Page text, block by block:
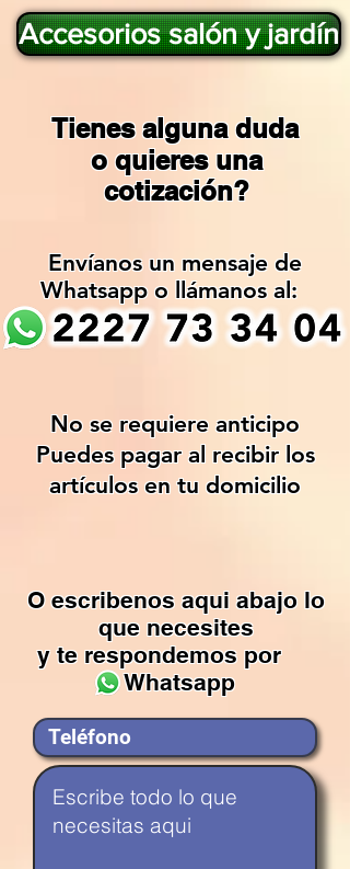
Accesorios salón y jardín
Tienes alguna duda
o quieres una
cotización?
Envíanos un mensaje de
Whatsapp o llámanos al:
No se requiere anticipo
Puedes pagar al recibir los
artículos en tu domicilio
O escribenos aqui abajo lo
que necesites
y te respondemos por
Whatsapp